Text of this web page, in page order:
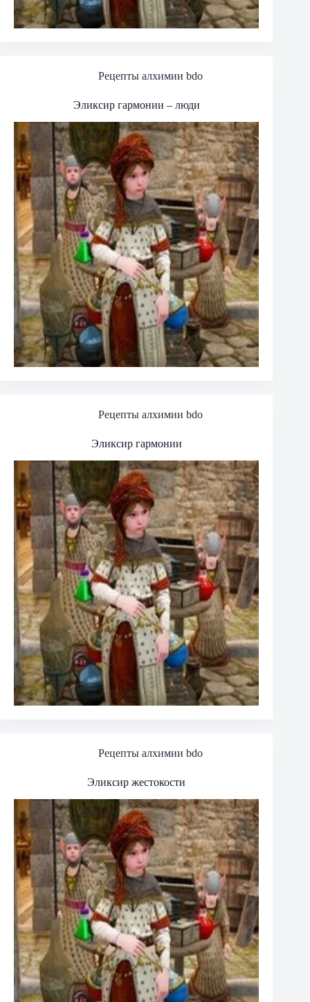
Рецепты алхимии bdo
Эликсир гармонии – люди
Рецепты алхимии bdo
Эликсир гармонии
Рецепты алхимии bdo
Эликсир жестокости